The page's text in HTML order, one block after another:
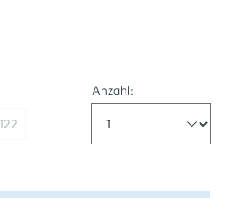
Anzahl: